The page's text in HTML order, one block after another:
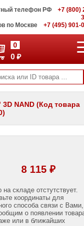
телефон РФ
+7 (800)
по Москве
+7 (495) 901-
0
0 ₽
3D NAND (Код товара
8 115 ₽
на складе отстутствует.
координаты для
способа связи с Вами,
о появлении
или в ближайших